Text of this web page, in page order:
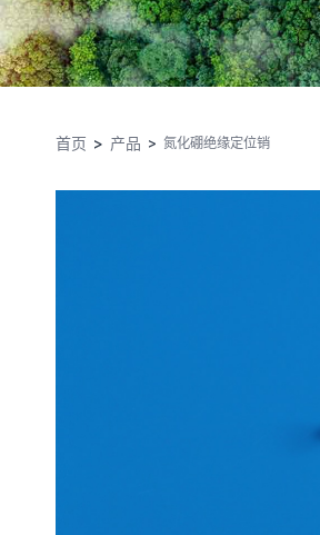
首页 产品 氮化硼绝缘定位销